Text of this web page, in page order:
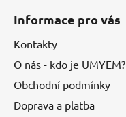
Informace pro vás
Kontakty
O nás - kdo je UMYEM?
Obchodní podmínky
Doprava a platba